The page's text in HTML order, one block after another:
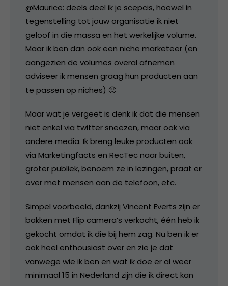
@Maurice: deels deel ik je scepcis, hoewel in
tegenstelling tot jouw organisatie ik niet
geloof in die massa en het werkelijke volume.
Maar ik ben dan ook een niche marketeer (en
aangezien de volumes overal afnemen
adviseer ik mensen graag hun producten aan
te passen op niches) 🙂
Maar wat je vergeet is denk ik dat die mensen
niet enkel via twitter sneezen, maar ook via
andere media. Ik breng leuke producten ook
via Marketingfacts en RecTec naar buiten,
groter publiek, benoem ze in lezingen, praat er
over met mensen aan de telefoon, etc.
Simpel voorbeeld, dankzij Vincent Everts zijn er
bakken met Flip camera’s verkocht, één heb ik
gekocht omdat ik die bij hem zag. Nu ben ik er
ook heel enthousiast over en zie je dat
vanwege wie ik ben en wat ik doe er al weer
minimaal 15 in Nederland zijn die ik direct kan